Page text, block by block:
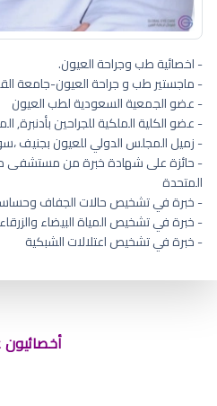
- اخصائية طب وجراحة العيون.
- ماجستير طب و جراحة العيون-جامعة
- عضو الجمعية السعودية لطب العيون
- عضو الكلية الملكية للجراحين بأدنبرة,
- زميل المجلس الدولي للعيون بجنيف
- حائزة على شهادة خبرة من مستشفى
المتحدة
- خبرة في تشخيص حالات الجفاف
- خبرة في تشخيص المياة البيضاء
- خبرة في تشخيص اعتلالات الشبكية
اسباب جفاف العين